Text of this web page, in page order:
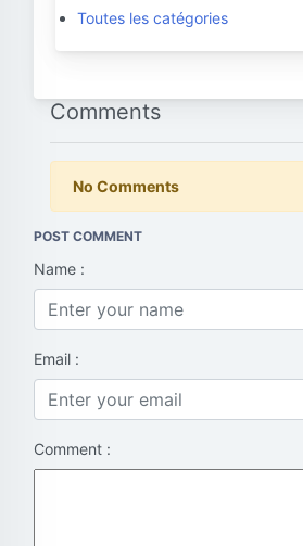
Toutes les catégories
Comments
No Comments
POST COMMENT
Name :
Email :
Comment :